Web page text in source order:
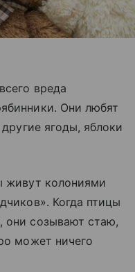
вреда
Они любят
ягоды, яблоки
живут колониями
Когда птицы
они созывают стаю,
может ничего